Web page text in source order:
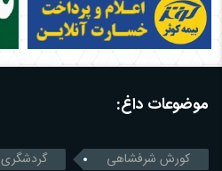
موضوعات داغ:
کورش شرفشاهی گردشگری